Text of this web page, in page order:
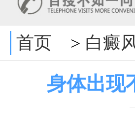
首页 > 白癜
身体出现